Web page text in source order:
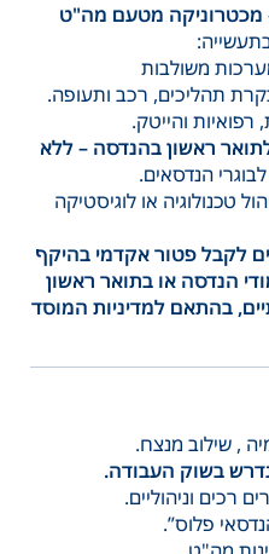
מכטרוניקה מטעם מה"ט
משולבות
תהליכים, רכב ותעופה.
רפואיות והייטק.
ראשון בהנדסה – ללא
הנדסאים.
טכנולוגיה או לוגיסטיקה
לקבל פטור אקדמי בהיקף
ללימודי הנדסה או בתואר ראשון
, בהתאם למדיניות המוסד
, שילוב מנצח.
רכים וניהוליים.
פלוס”.